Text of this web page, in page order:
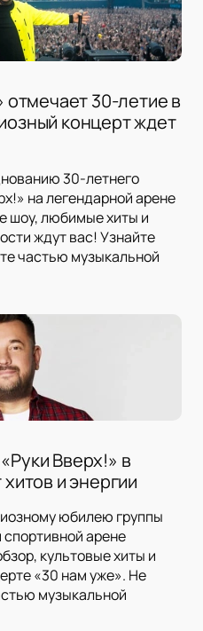
отмечает 30-летие в
концерт ждет
30-летнего
на легендарной арене
шоу, любимые хиты и
ждут вас! Узнайте
частью музыкальной
Вверх!» в
и энергии
юбилею группы
арене
культовые хиты и
«30 нам уже». Не
музыкальной